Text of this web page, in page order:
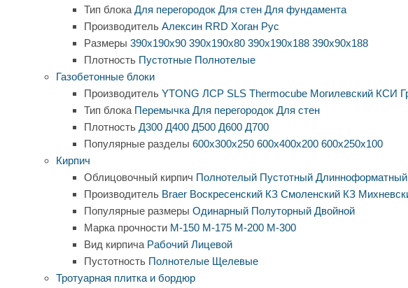
Тип блока Для перегородок Для стен Для фундамента
Производитель Алексин RRD Хоган Рус
Размеры 390х190х90 390х190х80 390х190х188 390х90х188
Плотность Пустотные Полнотелые
Газобетонные блоки
Производитель YTONG ЛСР SLS Thermocube Могилевский КСИ
Тип блока Перемычка Для перегородок Для стен
Плотность Д300 Д400 Д500 Д600 Д700
Популярные разделы 600х300х250 600х400х200 600х250х100
Кирпич
Облицовочный кирпич Полнотелый Пустотный Длинноформатный
Производитель Braer Воскресенский КЗ Смоленский КЗ
Популярные размеры Одинарный Полуторный Двойной
Марка прочности М-150 М-175 М-200 М-300
Вид кирпича Рабочий Лицевой
Пустотность Полнотелые Щелевые
Тротуарная плитка и бордюр